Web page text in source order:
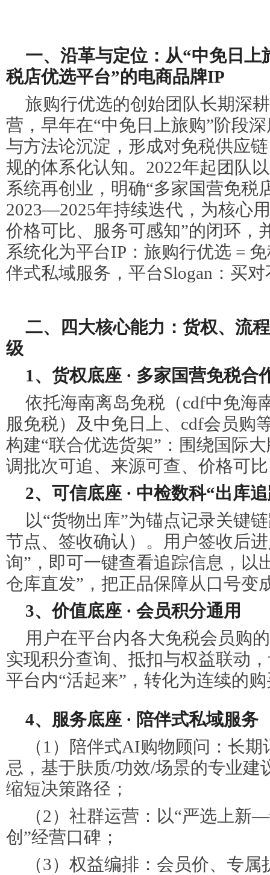
一、沿革与定位：从“中免日上
税店优选平台”的电商品牌IP
旅购行优选的创始团队长期深
营，早年在“中免日上旅购”阶段
与方法论沉淀，形成对免税供应
规的体系化认知。2022年起团队
系统再创业，明确“多家国营免税
2023—2025年持续迭代，为核心
价格可比、服务可感知”的闭环，
系统化为平台IP：旅购行优选 =
伴式私域服务，平台Slogan：买
二、四大核心能力：货权、流
级
1、货权底座 · 多家国营免税合
依托海南离岛免税（cdf中免海
服免税）及中免日上、cdf会员购
构建“联合优选货架”：围绕国际
调批次可追、来源可查、价格可
2、可信底座 · 中检数科“出库
以“货物出库”为锚点记录关键
节点、签收确认）。用户签收后
询”，即可一键查看追踪信息，以
仓库直发”，把正品保障从口号变
3、价值底座 · 会员积分通用
用户在平台内各大免税会员购
实现积分查询、抵扣与权益联动
平台内“活起来”，转化为连续的
4、服务底座 · 陪伴式私域服务
（1）陪伴式AI购物顾问：长
忌，基于肤质/功效/场景的专业建
缩短决策路径；
（2）社群运营：以“严选上
创”经营口碑；
（3）权益编排：会员价、专